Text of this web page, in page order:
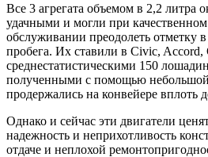
Все 3 агрегата объемом в 2,2 литра
удачными и могли при
обслуживании преодолеть отметку
пробега. Их ставили в Civic,
среднестатистическими 150
полученными с помощью
продержались на конвейере вплоть
Однако и сейчас эти двигатели
надежность и неприхотливость
отдаче и неплохой